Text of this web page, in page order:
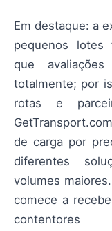
Em destaque: a
pequenos lotes
que
totalmente; por
rotas e
de carga por
diferentes
volumes
comece a